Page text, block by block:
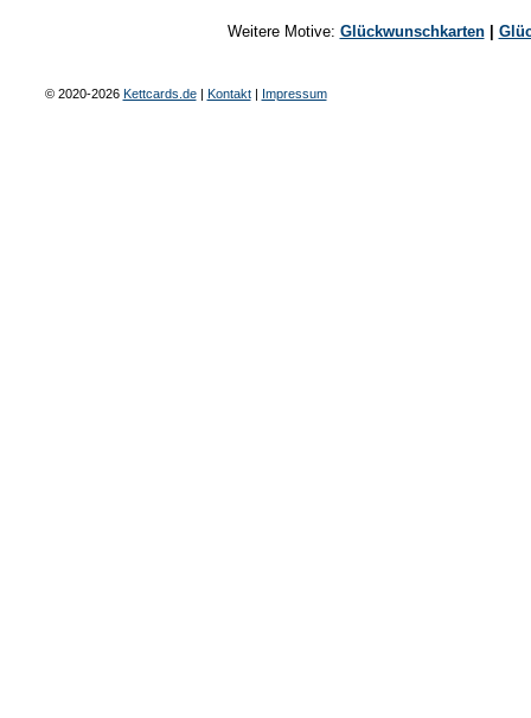
Weitere Motive: Glückwunschkarten|
© 2020-2026 Kettcards.de| Kontakt| Impressum